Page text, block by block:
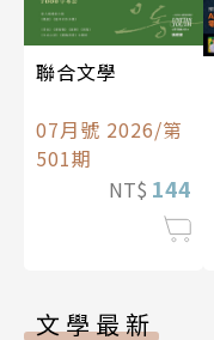
聯合文學
07月號 2026/第
501期
NT$ 144
文學最新